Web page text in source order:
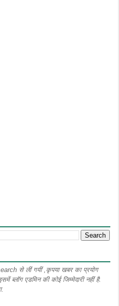
से लीं गयीं ,कृपया खबर का प्रयोग
ब्लॉग एडमिन की कोई जिम्मेदारी नहीं है.